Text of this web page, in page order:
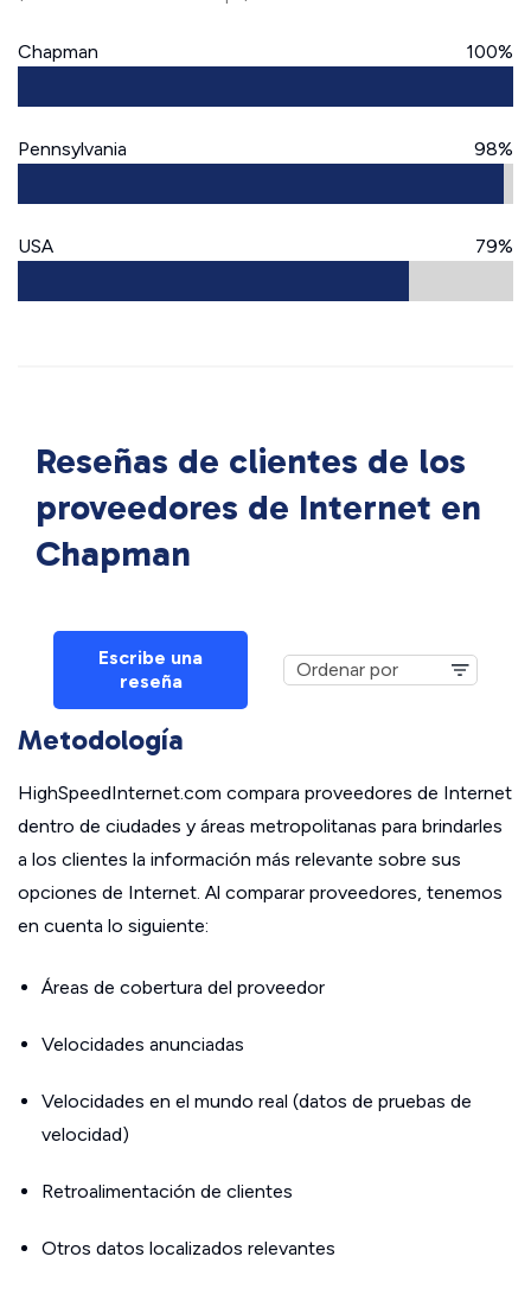
Chapman 100%
Pennsylvania 98%
USA 79%
Reseñas de clientes de los
proveedores de Internet en
Chapman
Escribe una
reseña
Metodología
HighSpeedInternet.com compara proveedores de Internet
dentro de ciudades y áreas metropolitanas para brindarles
a los clientes la información más relevante sobre sus
opciones de Internet. Al comparar proveedores, tenemos
en cuenta lo siguiente:
Áreas de cobertura del proveedor
Velocidades anunciadas
Velocidades en el mundo real (datos de pruebas de
velocidad)
Retroalimentación de clientes
Otros datos localizados relevantes